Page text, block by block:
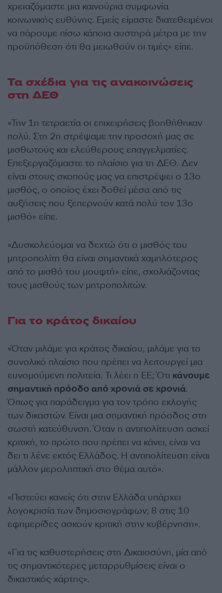
χρειαζόμαστε μια καινούρια συμφωνία
κοινωνικής ευθύνης. Εμείς είμαστε διατεθειμένοι
να πάρουμε πίσω κάποια αυστηρά μέτρα με την
προϋπόθεση ότι θα μειωθούν οι τιμές» είπε.
Τα σχέδια για τις ανακοινώσεις
στη ΔΕΘ
«Την 1η τετραετία οι επιχειρήσεις βοηθήθηκαν
πολύ. Στη 2η στρέψαμε την προσοχή μας σε
μισθωτούς και ελεύθερους επαγγελματίες.
Επεξεργαζόμαστε το πλαίσιο για τη ΔΕΘ. Δεν
είναι στους σκοπούς μας να επιστρέψει ο 13ο
μισθός, ο οποίος έχει δοθεί μέσα από τις
αυξήσεις που ξεπερνούν κατά πολύ τον 13ο
μισθό» είπε.
«Δυσκολεύομαι να δεχτώ ότι ο μισθός του
μητροπολίτη θα είναι σημαντικά χαμηλότερος
από το μισθό του μουφτή» είπε, σχολιάζοντας
τους μισθούς των μητροπολιτών.
Για το κράτος δικαίου
«Όταν μιλάμε για κράτος δικαίου, μιλάμε για το
συνολικό πλαίσιο που πρέπει να λειτουργεί μια
ευνομούμενη πολιτεία. Τι λέει η ΕΕ; Ότι κάνουμε
σημαντική πρόοδο από χρονιά σε χρονιά.
Όπως για παράδειγμα για τον τρόπο εκλογής
των δικαστών. Είναι μια σημαντική πρόοδος στη
σωστή κατεύθυνση. Όταν η αντιπολίτευση ασκεί
κριτική, το πρώτο που πρέπει να κάνει, είναι να
δει τι λένε εκτός Ελλάδος. Η αντιπολίτευση είναι
μάλλον μεροληπτική στο θέμα αυτό».
«Πιστεύει κανείς ότι στην Ελλάδα υπάρχει
λογοκρισία των δημοσιογράφων; 8 στις 10
εφημερίδες ασκούν κριτική στην κυβέρνηση».
«Για τις καθυστερήσεις στη Δικαιοσύνη, μία από
τις σημαντικότερες μεταρρυθμίσεις είναι ο
δικαστικός χάρτης».